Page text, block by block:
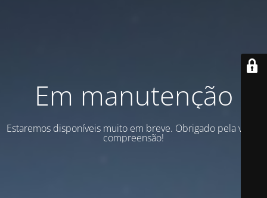
Em manutenção
Estaremos disponíveis muito em breve. Obrigado pela vossa
compreensão!